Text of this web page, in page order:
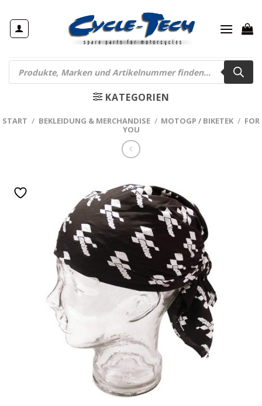
Inhalt
springen
Products
search
KATEGORIEN
START / BEKLEIDUNG & MERCHANDISE / MOTOGP / BIKETEK / FOR
YOU